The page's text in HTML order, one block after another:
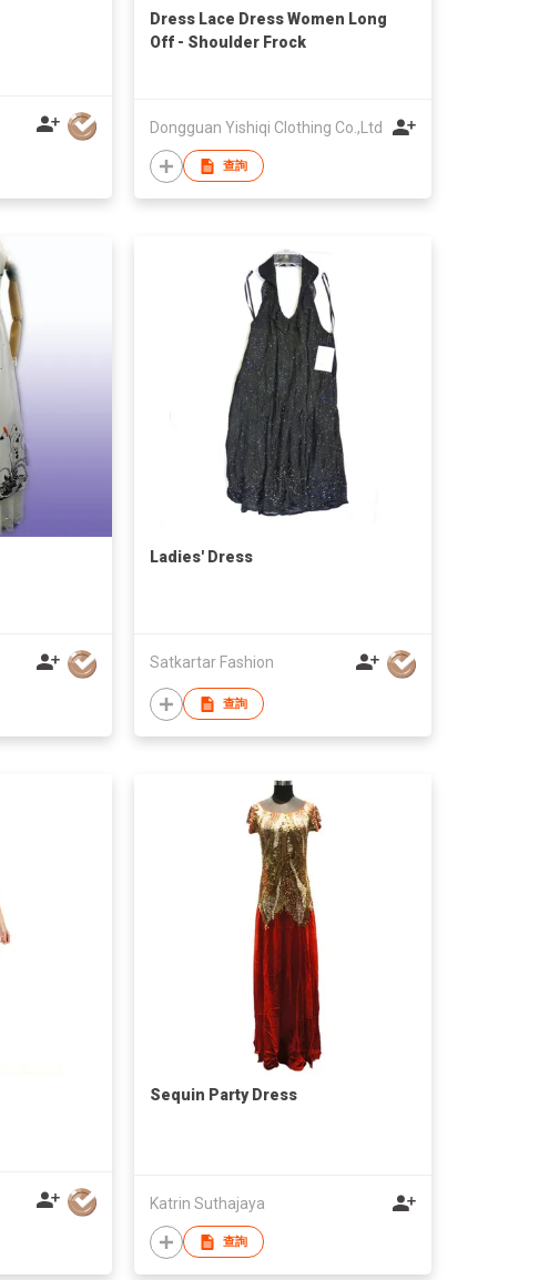
Dress Lace Dress Women Long
Off - Shoulder Frock
Dongguan Yishiqi Clothing Co.,Ltd
查詢
Ladies' Dress
Satkartar Fashion
查詢
Sequin Party Dress
Katrin Suthajaya
查詢